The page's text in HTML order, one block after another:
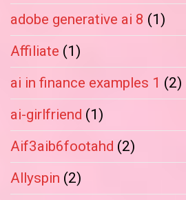
adobe generative ai 8 (1)
Affiliate (1)
ai in finance examples 1 (2)
ai-girlfriend (1)
Aif3aib6footahd (2)
Allyspin (2)